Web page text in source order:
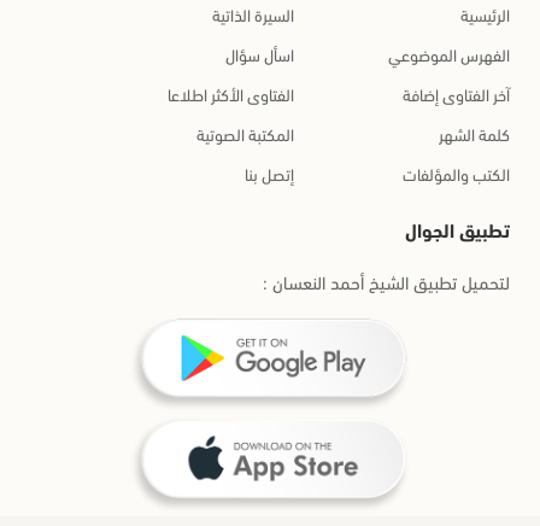
الرئيسية
السيرة الذاتية
الفهرس الموضوعي
اسأل سؤال
آخر الفتاوى إضافة
الفتاوى الأكثر اطلاعا
كلمة الشهر
المكتبة الصوتية
الكتب والمؤلفات
إتصل بنا
تطبيق الجوال
لتحميل تطبيق الشيخ أحمد النعسان :